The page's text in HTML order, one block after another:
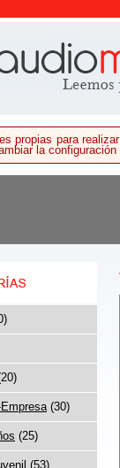
propias para
la
(30)
(25)
(53)